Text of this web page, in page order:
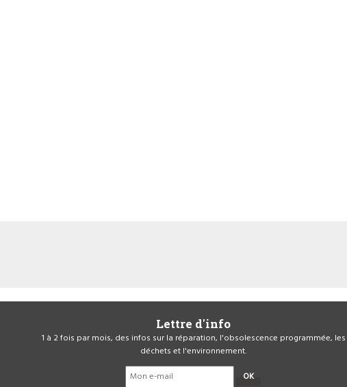
Lettre d'info
1 à 2 fois par mois, des infos sur la réparation, l'obsolescence programmée, les
déchets et l'environnement.
OK